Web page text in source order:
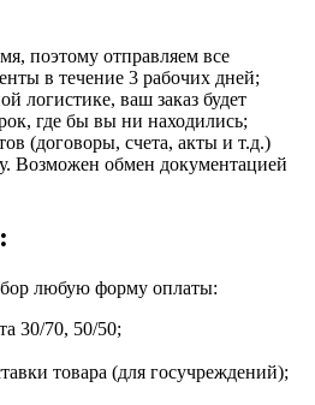
поэтому отправляем все
в течение 3 рабочих дней;
логистике, ваш заказ будет
где бы вы ни находились;
(договоры, счета, акты и т.д.)
Возможен обмен документацией
любую форму оплаты:
30/70, 50/50;
товара (для госучреждений);